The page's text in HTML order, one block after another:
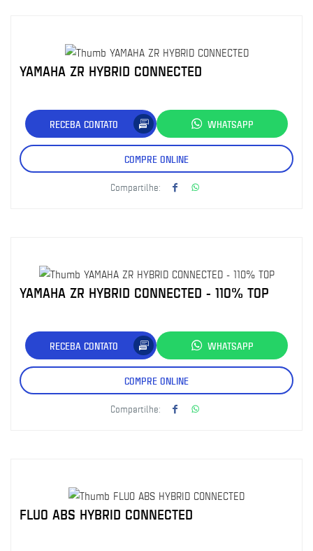
YAMAHA ZR HYBRID CONNECTED
RECEBA CONTATO WHATSAPP
COMPRE ONLINE
Compartilhe:
YAMAHA ZR HYBRID CONNECTED - 110% TOP
RECEBA CONTATO WHATSAPP
COMPRE ONLINE
Compartilhe:
FLUO ABS HYBRID CONNECTED